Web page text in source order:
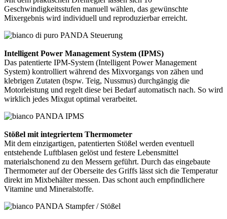
Geschwindigkeitsstufen manuell wählen, das gewünschte
Mixergebnis wird individuell und reproduzierbar erreicht.
Intelligent Power Management System (IPMS)
Das patentierte IPM-System (Intelligent Power Management
System) kontrolliert während des Mixvorgangs von zähen und
klebrigen Zutaten (bspw. Teig, Nussmus) durchgängig die
Motorleistung und regelt diese bei Bedarf automatisch nach. So wird
wirklich jedes Mixgut optimal verarbeitet.
Stößel mit integriertem Thermometer
Mit dem einzigartigen, patentierten Stößel werden eventuell
entstehende Luftblasen gelöst und festere Lebensmittel
materialschonend zu den Messern geführt. Durch das eingebaute
Thermometer auf der Oberseite des Griffs lässt sich die Temperatur
direkt im Mixbehälter messen. Das schont auch empfindlichere
Vitamine und Mineralstoffe.